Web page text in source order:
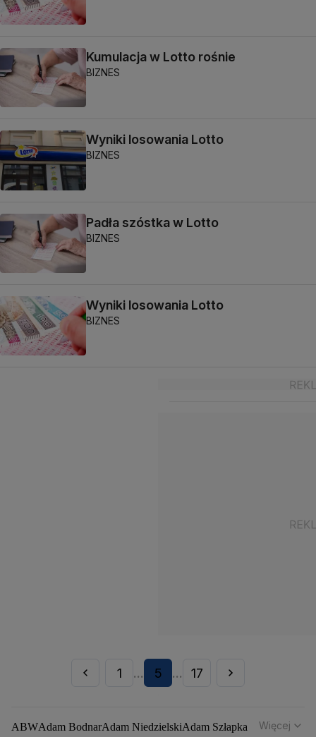
Kumulacja w Lotto rośnie
BIZNES
Wyniki losowania Lotto
BIZNES
Padła szóstka w Lotto
BIZNES
Wyniki losowania Lotto
BIZNES
1 ... 5 ... 17
ABWAdam BodnarAdam NiedzielskiAdam Szłapka
Więcej